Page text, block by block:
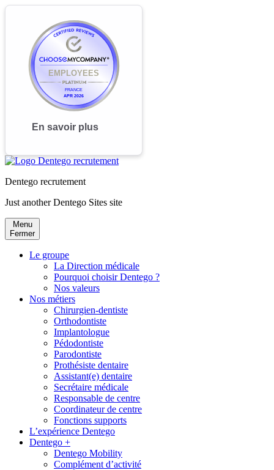
Dentego recrutement
Just another Dentego Sites site
Menu
Fermer
Le groupe
La Direction médicale
Pourquoi choisir Dentego ?
Nos valeurs
Nos métiers
Chirurgien-dentiste
Orthodontiste
Implantologue
Pédodontiste
Parodontiste
Prothésiste dentaire
Assistant(e) dentaire
Secrétaire médicale
Responsable de centre
Coordinateur de centre
Fonctions supports
L’expérience Dentego
Dentego +
Dentego Mobility
Complément d’activité